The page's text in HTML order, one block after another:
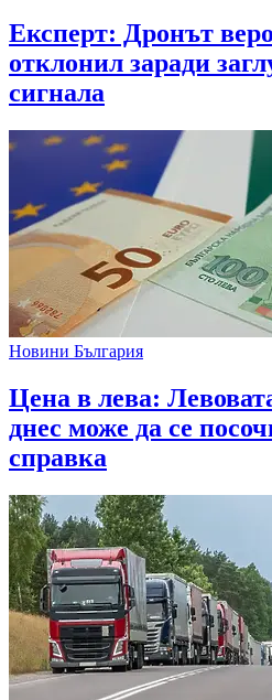
Експерт: Дронът
отклонил заради
сигнала
Новини България
Цена в лева:
днес може да се
справка